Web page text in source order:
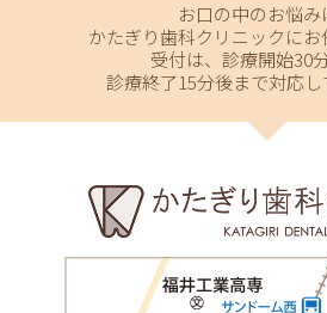
お口の中のお悩み
かたぎり歯科クリニックにお
受付は、診療開始30
診療終了15分後まで対応し